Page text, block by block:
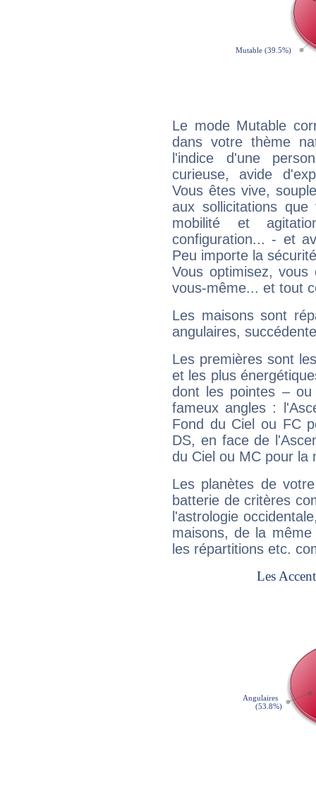
Le mode Mutable
dans votre thème
l'indice d'une
curieuse, avide
Vous êtes vive,
aux sollicitations
mobilité et
configuration... - et
Peu importe la
Vous optimisez, vous
vous-même... et tout
Les maisons sont
angulaires,
Les premières sont
et les plus
dont les pointes –
fameux angles :
Fond du Ciel ou FC
DS, en face de
du Ciel ou MC pour la
Les planètes de
batterie de critères
l'astrologie
maisons, de la
les répartitions etc.